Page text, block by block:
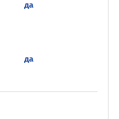
да
да